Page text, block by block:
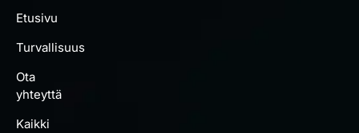
Etusivu
Turvallisuus
Ota
yhteyttä
Kaikki